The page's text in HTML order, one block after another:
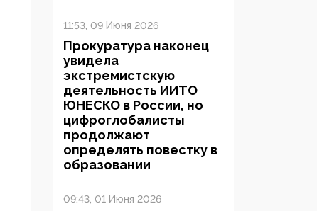
11:53, 09 Июня 2026
Прокуратура наконец
увидела
экстремистскую
деятельность ИИТО
ЮНЕСКО в России, но
цифроглобалисты
продолжают
определять повестку в
образовании
09:43, 01 Июня 2026